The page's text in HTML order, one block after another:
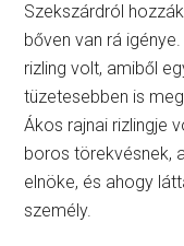
Szekszárdról
bőven van rá
rizling volt, amiből
tüzetesebben is
Ákos rajnai rizlingje
boros törekvésnek,
elnöke, és ahogy
személy.